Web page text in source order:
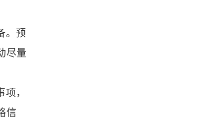
。预
尽量
，
信